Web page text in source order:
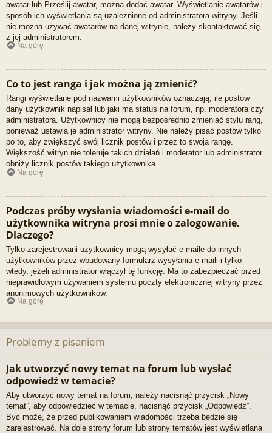
awatar lub Prześlij awatar, można dodać awatar. Wyświetlanie awatarów i
sposób ich wyświetlania są uzależnione od administratora witryny. Jeśli
nie można używać awatarów na danej witrynie, należy skontaktować się
z jej administratorem.
Na górę
Co to jest ranga i jak można ją zmienić?
Rangi wyświetlane pod nazwami użytkowników oznaczają, ile postów
dany użytkownik napisał lub jaki ma status na forum, np. moderatora czy
administratora. Użytkownicy nie mogą bezpośrednio zmieniać stylu rang,
ponieważ ustawia je administrator witryny. Nie należy pisać postów tylko
po to, aby zwiększyć swój licznik postów i przez to swoją rangę.
Większość witryn nie toleruje takich działań i moderator lub administrator
obniży licznik postów takiego użytkownika.
Na górę
Podczas próby wysłania wiadomości e-mail do
użytkownika witryna prosi mnie o zalogowanie.
Dlaczego?
Tylko zarejestrowani użytkownicy mogą wysyłać e-maile do innych
użytkowników przez wbudowany formularz wysyłania e-maili i tylko
wtedy, jeżeli administrator włączył tę funkcję. Ma to zabezpieczać przed
nieprawidłowym używaniem systemu poczty elektronicznej witryny przez
anonimowych użytkowników.
Na górę
Problemy z pisaniem
Jak utworzyć nowy temat na forum lub wysłać
odpowiedź w temacie?
Aby utworzyć nowy temat na forum, należy nacisnąć przycisk „Nowy
temat”, aby odpowiedzieć w temacie, nacisnąć przycisk „Odpowiedz”.
Być może, że przed publikowaniem wiadomości trzeba będzie się
zarejestrować. Na dole strony forum lub strony tematów jest wyświetlana